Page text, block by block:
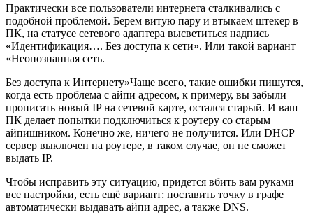
Практически все пользователи интернета сталкивались с
подобной проблемой. Берем витую пару и втыкаем штекер в
ПК, на статусе сетевого адаптера высветиться надпись
«Идентификация…. Без доступа к сети». Или такой вариант
«Неопознанная сеть.
Без доступа к Интернету»Чаще всего, такие ошибки пишутся,
когда есть проблема с айпи адресом, к примеру, вы забыли
прописать новый IP на сетевой карте, остался старый. И ваш
ПК делает попытки подключиться к роутеру со старым
айпишником. Конечно же, ничего не получится. Или DHCP
сервер выключен на роутере, в таком случае, он не сможет
выдать IP.
Чтобы исправить эту ситуацию, придется вбить вам руками
все настройки, есть ещё вариант: поставить точку в графе
автоматически выдавать айпи адрес, а также DNS.